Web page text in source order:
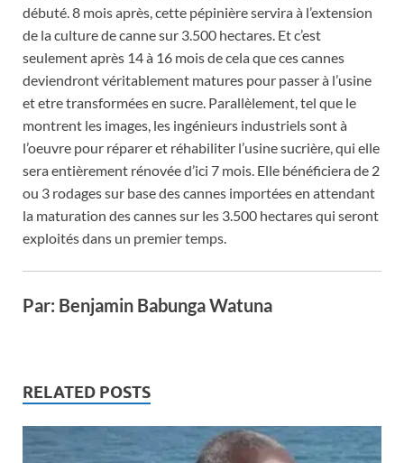
débuté. 8 mois après, cette pépinière servira à l’extension
de la culture de canne sur 3.500 hectares. Et c’est
seulement après 14 à 16 mois de cela que ces cannes
deviendront véritablement matures pour passer à l’usine
et etre transformées en sucre. Parallèlement, tel que le
montrent les images, les ingénieurs industriels sont à
l’oeuvre pour réparer et réhabiliter l’usine sucrière, qui elle
sera entièrement rénovée d’ici 7 mois. Elle bénéficiera de 2
ou 3 rodages sur base des cannes importées en attendant
la maturation des cannes sur les 3.500 hectares qui seront
exploités dans un premier temps.
Par: Benjamin Babunga Watuna
RELATED POSTS